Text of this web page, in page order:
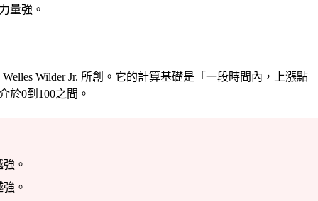
量強。
Wilder Jr. 所創。它的計算基礎是「一段時間內，上漲點
於0到100之間。
。
。